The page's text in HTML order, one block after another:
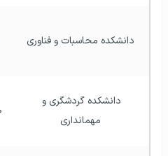
دانشکده محاسبات و فناوری
مهمانداری